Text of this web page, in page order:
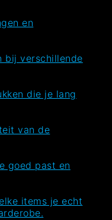
en
bij verschillende
die je lang
van de
goed past en
items je echt